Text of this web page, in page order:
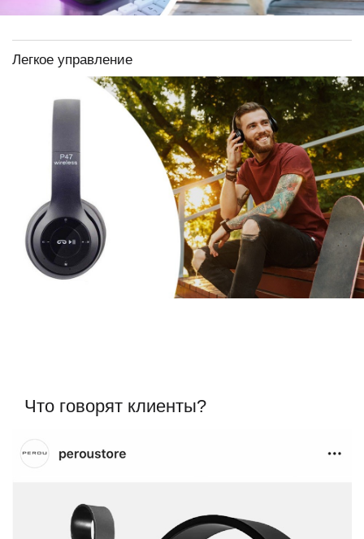
Легкое управление
Что говорят клиенты?